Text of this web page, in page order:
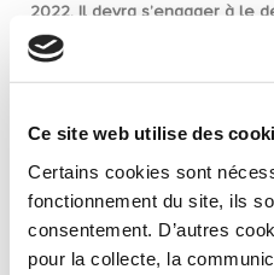
Ce site web utilise des
Certains cookies sont
fonctionnement du site, ils
consentement. D’autres
pour la collecte, la
2022. Il devra s’engager à le
durée minimale de
terme.